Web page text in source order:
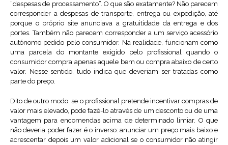
“despesas de processamento”. O que são exatamente? Não parecem
corresponder a despesas de transporte, entrega ou expedição, até
porque o próprio site anunciava a gratuitidade da entrega e dos
portes. Também não parecem corresponder a um serviço acessório
autónomo pedido pelo consumidor. Na realidade, funcionam como
uma parcela do montante exigido pelo profissional quando o
consumidor compra apenas aquele bem ou compra abaixo de certo
valor. Nesse sentido, tudo indica que deveriam ser tratadas como
parte do preço.
Dito de outro modo: se o profissional pretende incentivar compras de
valor mais elevado, pode fazê-lo através de um desconto ou de uma
vantagem para encomendas acima de determinado limiar. O que
não deveria poder fazer é o inverso: anunciar um preço mais baixo e
acrescentar depois um valor adicional se o consumidor não atingir